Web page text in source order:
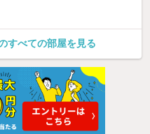
すべての部屋を見る